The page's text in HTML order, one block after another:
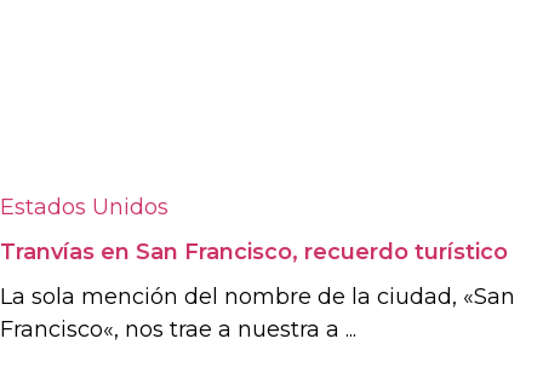
Estados Unidos
Tranvías en San Francisco, recuerdo turístico
La sola mención del nombre de la ciudad, «San
Francisco«, nos trae a nuestra a ...